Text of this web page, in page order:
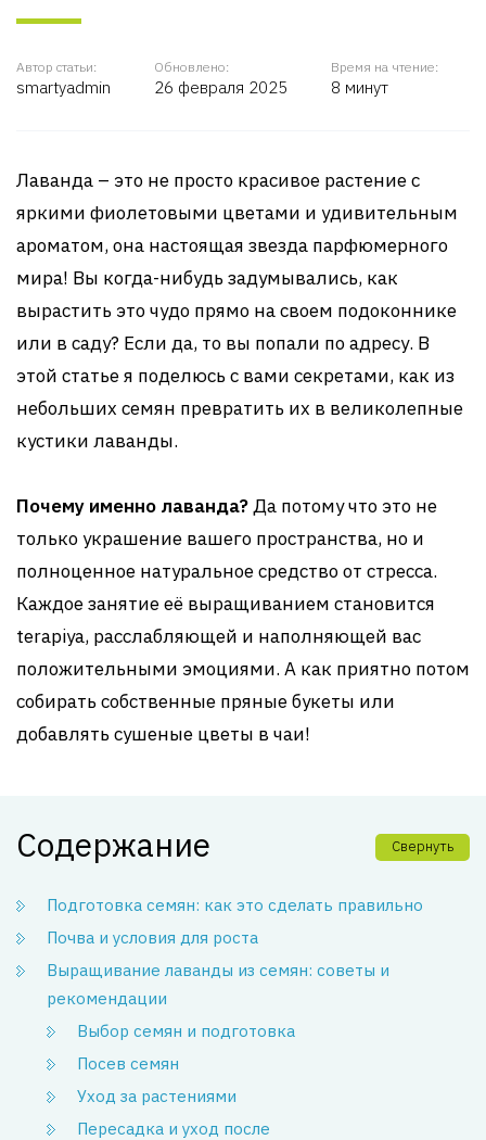
Автор статьи:
smartyadmin
Обновлено:
26 февраля 2025
Время на чтение:
8 минут
Лаванда – это не просто красивое растение с
яркими фиолетовыми цветами и удивительным
ароматом, она настоящая звезда парфюмерного
мира! Вы когда-нибудь задумывались, как
вырастить это чудо прямо на своем подоконнике
или в саду? Если да, то вы попали по адресу. В
этой статье я поделюсь с вами секретами, как из
небольших семян превратить их в великолепные
кустики лаванды.
Почему именно лаванда?Да потому что это не
только украшение вашего пространства, но и
полноценное натуральное средство от стресса.
Каждое занятие её выращиванием становится
terapiya, расслабляющей и наполняющей вас
положительными эмоциями. А как приятно потом
собирать собственные пряные букеты или
добавлять сушеные цветы в чаи!
Содержание Свернуть
Подготовка семян: как это сделать правильно
Почва и условия для роста
Выращивание лаванды из семян: советы и
рекомендации
Выбор семян и подготовка
Посев семян
Уход за растениями
Пересадка и уход после